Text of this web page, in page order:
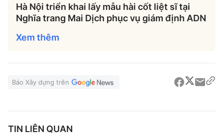
Hà Nội triển khai lấy mẫu hài cốt liệt sĩ tại
Nghĩa trang Mai Dịch phục vụ giám định ADN
Xem thêm
Báo Xây dựng trên
TIN LIÊN QUAN